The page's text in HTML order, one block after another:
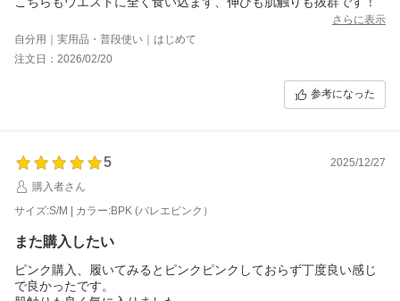
さらに表示
自分用｜実用品・普段使い｜はじめて
注文日：2026/02/20
参考になった
5
2025/12/27
購入者さん
サイズ:S/M | カラー:BPK (バレエピンク）
また購入したい
ピンク購入、履いてみるとピンクピンクしておらず丁度良い感じ
で良かったです。